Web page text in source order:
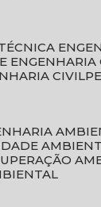
TÉCNICA
CIVIL